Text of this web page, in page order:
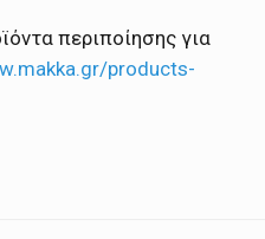
περιποίησης για
products-